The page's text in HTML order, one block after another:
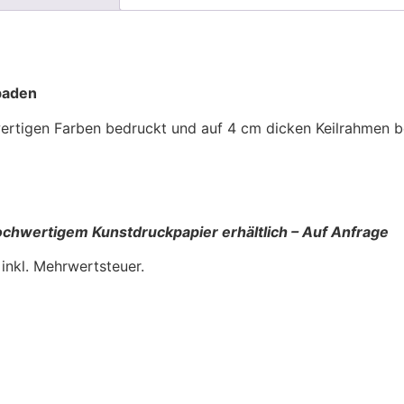
Farben bedruckt und auf 4 cm dicken Keilrahmen
Kunstdruckpapier erhältlich – Auf Anfrage
Mehrwertsteuer.